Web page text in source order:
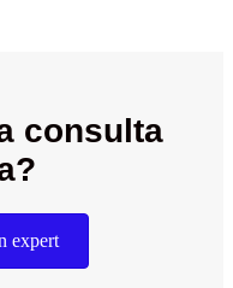
consulta
expert